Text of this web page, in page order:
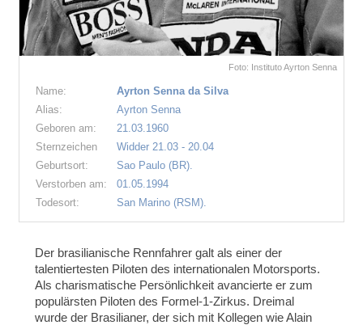
Foto: Instituto Ayrton Senna
Name:
Ayrton Senna da Silva
Alias:
Ayrton Senna
Geboren am:
21.03.1960
Sternzeichen
Widder 21.03 - 20.04
Geburtsort:
Sao Paulo (BR).
Verstorben am:
01.05.1994
Todesort:
San Marino (RSM).
Der brasilianische Rennfahrer galt als einer der
talentiertesten Piloten des internationalen Motorsports.
Als charismatische Persönlichkeit avancierte er zum
populärsten Piloten des Formel-1-Zirkus. Dreimal
wurde der Brasilianer, der sich mit Kollegen wie Alain